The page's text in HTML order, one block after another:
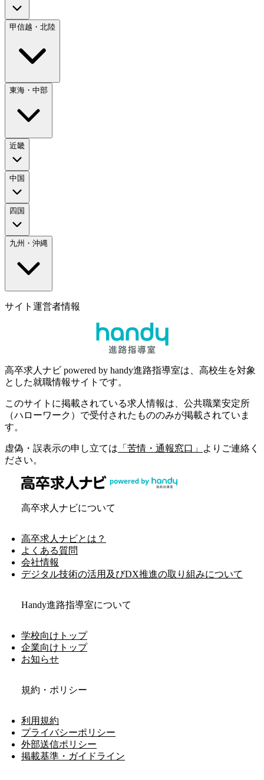
甲信越・北陸
東海・中部
近畿
中国
四国
九州・沖縄
サイト運営者情報
高卒求人ナビ powered by handy進路指導室は、高校生を対象
とした就職情報サイトです。
このサイトに掲載されている求人情報は、公共職業安定所
（ハローワーク）で受付されたもののみが掲載されていま
す。
虚偽・誤表示の申し立ては 「苦情・通報窓口」
よりご連絡く
ださい。
高卒求人ナビについて
高卒求人ナビとは？
よくある質問
会社情報
デジタル技術の活用及びDX推進の取り組みについて
Handy進路指導室について
学校向けトップ
企業向けトップ
お知らせ
規約・ポリシー
利用規約
プライバシーポリシー
外部送信ポリシー
掲載基準・ガイドライン